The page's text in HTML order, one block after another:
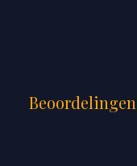
Beoordelingen